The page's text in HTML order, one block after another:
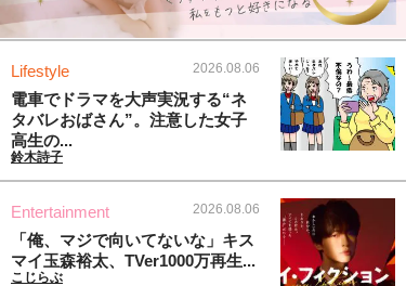
Lifestyle 2026.08.06
電車でドラマを大声実況する“ネ
タバレおばさん”。注意した女子
高生の...
鈴木詩子
Entertainment 2026.08.06
「俺、マジで向いてないな」キス
マイ玉森裕太、TVer1000万再生...
こじらぶ